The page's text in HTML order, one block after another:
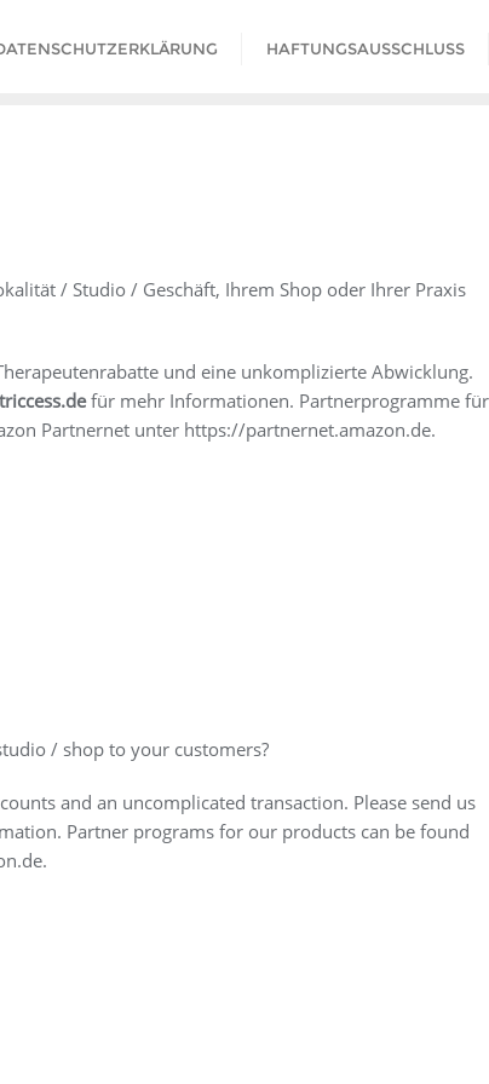
HAFTUNGSAUSSCHLUSS
/ Studio / Geschäft, Ihrem Shop oder Ihrer Praxis
und eine unkomplizierte Abwicklung.
für mehr Informationen. Partnerprogramme für
Partnernet unter https://partnernet.amazon.de.
/ shop to your customers?
and an uncomplicated transaction. Please send us
Partner programs for our products can be found